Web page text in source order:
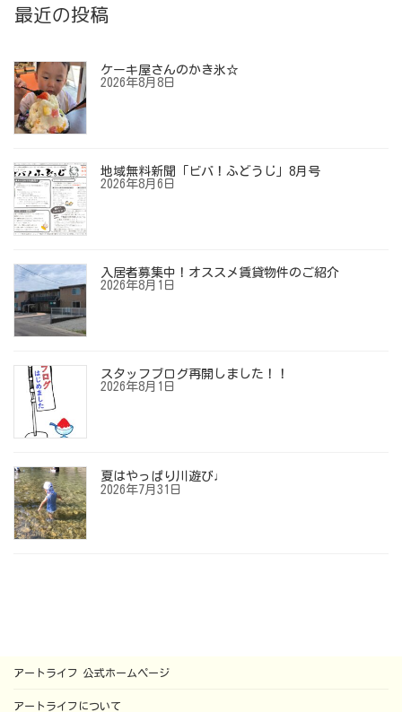
最近の投稿
ケーキ屋さんのかき氷☆
2026年8月8日
地域無料新聞「ビバ！ふどうじ」8月号
2026年8月6日
入居者募集中！オススメ賃貸物件のご紹介
2026年8月1日
スタッフブログ再開しました！！
2026年8月1日
夏はやっぱり川遊び♩
2026年7月31日
アートライフ 公式ホームページ
アートライフについて